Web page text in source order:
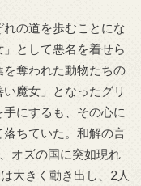
の道を歩むことにな
として悪名を着せら
奪われた動物たちの
魔女」となったグリ
にするも、その心に
ちていた。和解の言
オズの国に突如現れ
大きく動き出し、2人